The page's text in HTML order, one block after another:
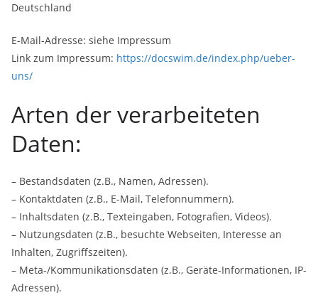
Deutschland
E-Mail-Adresse: siehe Impressum
Link zum Impressum: https://docswim.de/index.php/ueber-
uns/
Arten der verarbeiteten
Daten:
– Bestandsdaten (z.B., Namen, Adressen).
– Kontaktdaten (z.B., E-Mail, Telefonnummern).
– Inhaltsdaten (z.B., Texteingaben, Fotografien, Videos).
– Nutzungsdaten (z.B., besuchte Webseiten, Interesse an
Inhalten, Zugriffszeiten).
– Meta-/Kommunikationsdaten (z.B., Geräte-Informationen, IP-
Adressen).